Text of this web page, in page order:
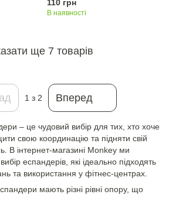
навантаження
110 грн
В наявності
ще 7 товарів
1 з 2 Вперед
– це чудовий вибір для тих, хто хоче
свою координацію та підняти свій
В інтернет-магазині Monkey ми
еспандерів, які ідеально підходять
та використання у фітнес-центрах.
мають різні рівні опору, що